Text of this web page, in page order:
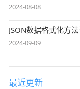
2024-08-08
JSON数据格式化方
2024-09-09
最近更新